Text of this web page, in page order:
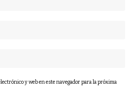
y web en este navegador para la próxima